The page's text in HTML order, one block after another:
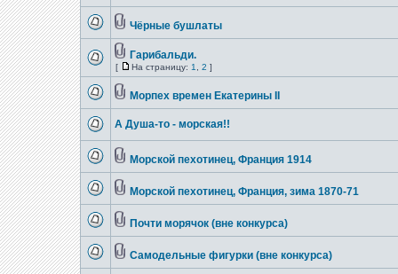
Чёрные бушлаты
Гарибальди.
[ На страницу: 1 2 ]
Морпех времен Екатерины II
А Душа-то - морская!!
Морской пехотинец, Франция 1914
Морской пехотинец, Франция, зима 1870-71
Почти морячок (вне конкурса)
Самодельные фигурки (вне конкурса)